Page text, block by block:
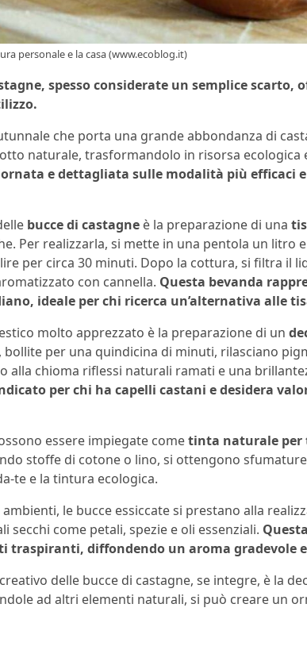
personale e la casa (www.ecoblog.it)
spesso considerate un semplice
che porta una grande abbondanza di
naturale, trasformandolo in risorsa ecologica
e dettagliata sulle modalità più efficaci
bucce di castagne è la preparazione di una
Per realizzarla, si mette in una pentola un litro e
per circa 30 minuti. Dopo la cottura, si filtra il
con cannella. Questa bevanda
ideale per chi ricerca un’alternativa alle
molto apprezzato è la preparazione di un
bollite per una quindicina di minuti, rilasciano
alla chioma riflessi naturali ramati e una
per chi ha capelli castani e desidera
essere impiegate cometinta naturale per
stoffe di cotone o lino, si ottengono
te e la tintura ecologica.
le bucce essiccate si prestano alla
secchi come petali, spezie e oli essenziali.
traspiranti, diffondendo un aroma gradevole
delle bucce di castagne, se integre, è la
ad altri elementi naturali, si può creare un